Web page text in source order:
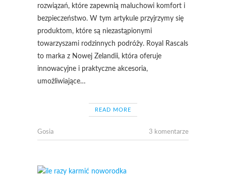
rozwiązań, które zapewnią maluchowi komfort i
bezpieczeństwo. W tym artykule przyjrzymy się
produktom, które są niezastąpionymi
towarzyszami rodzinnych podróży. Royal Rascals
to marka z Nowej Zelandii, która oferuje
innowacyjne i praktyczne akcesoria,
umożliwiające…
READ MORE
Gosia 3 komentarze